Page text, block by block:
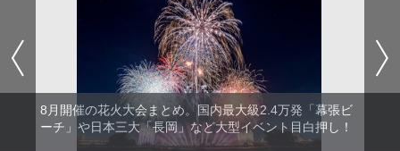
8月開催の花火大会まとめ。国内最大級2.4万発「幕張ビ
ーチ」や日本三大「長岡」など大型イベント目白押し！